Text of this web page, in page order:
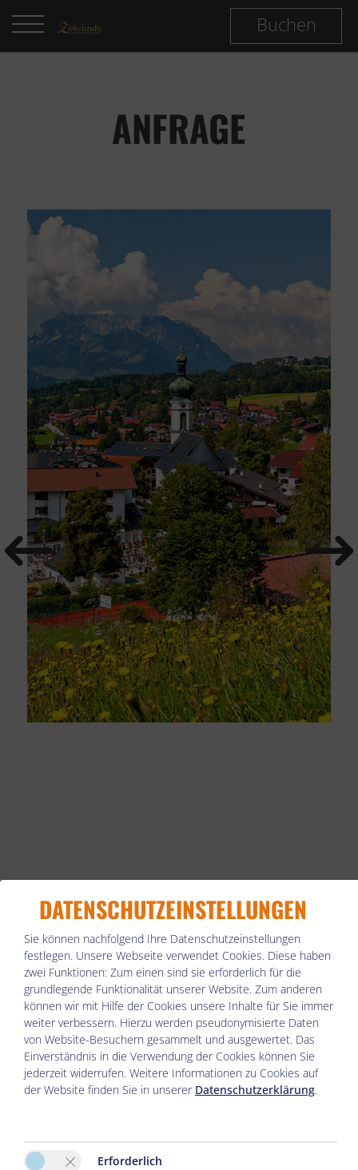
Buchen
ANFRAGE
ANFRAGE
DATENSCHUTZEINSTELLUNGEN
Sie können nachfolgend Ihre Datenschutzeinstellungen
festlegen. Unsere Webseite verwendet Cookies. Diese haben
zwei Funktionen: Zum einen sind sie erforderlich für die
grundlegende Funktionalität unserer Website. Zum anderen
können wir mit Hilfe der Cookies unsere Inhalte für Sie immer
weiter verbessern. Hierzu werden pseudonymisierte Daten
von Website-Besuchern gesammelt und ausgewertet. Das
Einverständnis in die Verwendung der Cookies können Sie
jederzeit widerrufen. Weitere Informationen zu Cookies auf
der Website finden Sie in unserer Datenschutzerklärung.
Erforderlich